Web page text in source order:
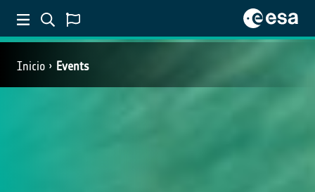
Inicio Events